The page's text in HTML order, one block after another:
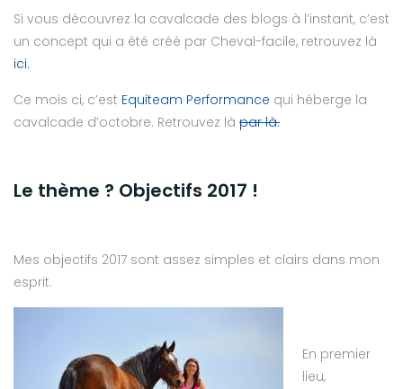
Si vous découvrez la cavalcade des blogs à l’instant, c’est
un concept qui a été créé par Cheval-facile, retrouvez là
ici.
Ce mois ci, c’est Equiteam Performance qui héberge la
cavalcade d’octobre. Retrouvez là par là.
Le thème ? Objectifs 2017 !
Mes objectifs 2017 sont assez simples et clairs dans mon
esprit.
En premier
lieu,